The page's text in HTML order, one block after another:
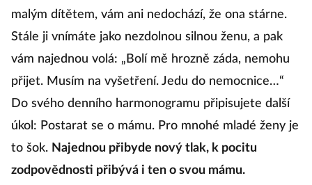
malým dítětem, vám ani nedochází, že ona stárne.
Stále ji vnímáte jako nezdolnou silnou ženu, a pak
vám najednou volá: „Bolí mě hrozně záda, nemohu
přijet. Musím na vyšetření. Jedu do nemocnice…“
Do svého denního harmonogramu připisujete další
úkol: Postarat se o mámu. Pro mnohé mladé ženy je
to šok. Najednou přibyde nový tlak, k pocitu
zodpovědnosti přibývá i ten o svou mámu.